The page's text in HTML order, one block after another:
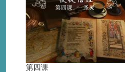
第四课